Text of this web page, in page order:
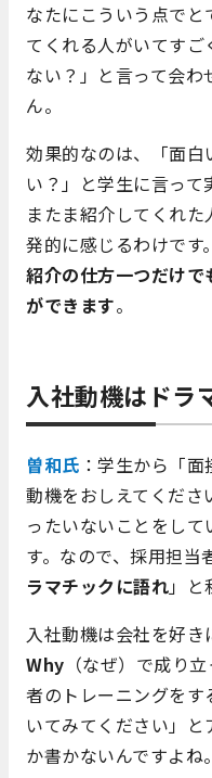
なたにこういう点でと
てくれる人がいてす
ない？」と言って会
ん。
効果的なのは、「面
い？」と学生に言っ
またま紹介してくれ
発的に感じるわけです
紹介の仕方一つだけ
ができます。
入社動機はドラ
曽和氏 ：学生から「
動機をおしえてくださ
ったいないことをし
す。なので、採用担当
ラマチックに語れ」と
入社動機は会社を好き
Why （なぜ）で成り
者のトレーニングを
いてみてください」と
か書かないんですよね。